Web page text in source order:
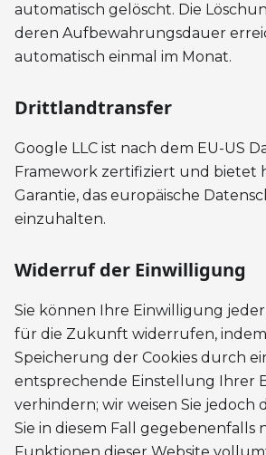
automatisch gelöscht. Die
deren Aufbewahrungsdauer
automatisch einmal im Monat.
Drittlandtransfer
Google LLC ist nach dem EU-US
Framework zertifiziert und bietet
Garantie, das europäische
einzuhalten.
Widerruf der Einwilligung
Sie können Ihre Einwilligung
für die Zukunft widerrufen, indem
Speicherung der Cookies durch
entsprechende Einstellung Ihrer
verhindern; wir weisen Sie jedoch
Sie in diesem Fall gegebenenfalls